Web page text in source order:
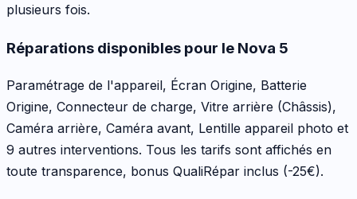
plusieurs fois.
Réparations disponibles pour le Nova 5
Paramétrage de l'appareil, Écran Origine, Batterie
Origine, Connecteur de charge, Vitre arrière (Châssis),
Caméra arrière, Caméra avant, Lentille appareil photo et
9 autres interventions. Tous les tarifs sont affichés en
toute transparence, bonus QualiRépar inclus (-25€).